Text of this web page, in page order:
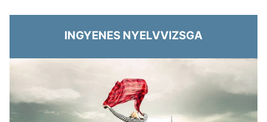
INGYENES NYELVVIZSGA